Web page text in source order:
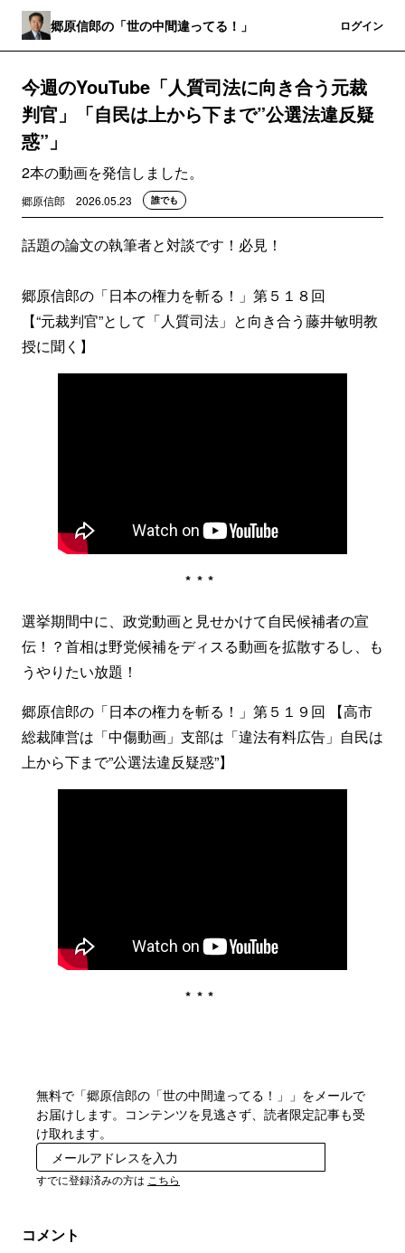
郷原信郎の「世の中間違ってる！」 ログイン
今週のYouTube「人質司法に向き合う元裁
判官」「自民は上から下まで”公選法違反疑
惑”」
2本の動画を発信しました。
郷原信郎 2026.05.23 誰でも
話題の論文の執筆者と対談です！必見！
郷原信郎の「日本の権力を斬る！」第５１８回
【“元裁判官”として「人質司法」と向き合う藤井敏明教
授に聞く】
***
選挙期間中に、政党動画と見せかけて自民候補者の宣
伝！？首相は野党候補をディスる動画を拡散するし、も
うやりたい放題！
郷原信郎の「日本の権力を斬る！」第５１９回 【高市
総裁陣営は「中傷動画」支部は「違法有料広告」自民は
上から下まで”公選法違反疑惑”】
***
無料で「郷原信郎の「世の中間違ってる！」」をメールで
お届けします。コンテンツを見逃さず、読者限定記事も受
け取れます。
すでに登録済みの方は こちら
コメント